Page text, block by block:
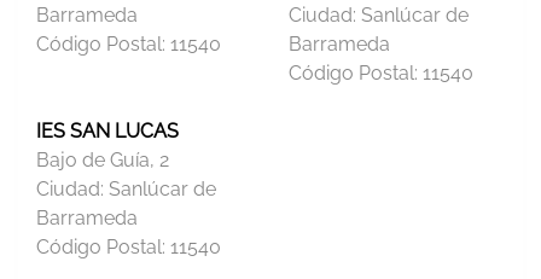
Barrameda
Código Postal: 11540
Ciudad: Sanlúcar de
Barrameda
Código Postal: 11540
IES SAN LUCAS
Bajo de Guía, 2
Ciudad: Sanlúcar de
Barrameda
Código Postal: 11540